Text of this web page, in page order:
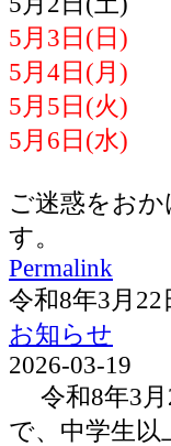
5月3日(日)
5月4日(月)
5月5日(火)
5月6日(水)
ご迷惑をお
す。
Permalink
令和8年3月
お知らせ
2026-03-19
令和8年3月
で、中学生